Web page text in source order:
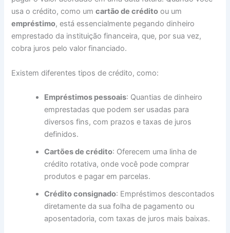
usa o crédito, como umcartão de crédito ou um
empréstimo, está essencialmente pegando dinheiro
emprestado da instituição financeira, que, por sua vez,
cobra juros pelo valor financiado.
Existem diferentes tipos de crédito, como:
Empréstimos pessoais: Quantias de dinheiro
emprestadas que podem ser usadas para
diversos fins, com prazos e taxas de juros
definidos.
Cartões de crédito: Oferecem uma linha de
crédito rotativa, onde você pode comprar
produtos e pagar em parcelas.
Crédito consignado: Empréstimos descontados
diretamente da sua folha de pagamento ou
aposentadoria, com taxas de juros mais baixas.